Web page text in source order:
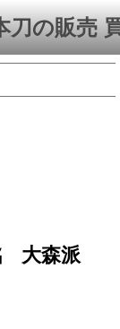
刀の販売
大森派